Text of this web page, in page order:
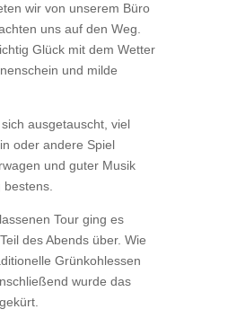
wir von unserem Büro
uns auf den Weg.
Glück mit dem Wetter
und milde
ausgetauscht, viel
oder andere Spiel
und guter Musik
Tour ging es
des Abends über. Wie
Grünkohlessen
wurde das